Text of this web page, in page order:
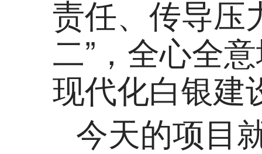
责任、传导压
二”，全心全
现代化白银建
今天的项目